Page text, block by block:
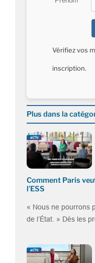
Vérifiez vos
inscription.
Plus dans la
Comment Paris
l’ESS
« Nous ne pourrons
de l’État. » Dès les